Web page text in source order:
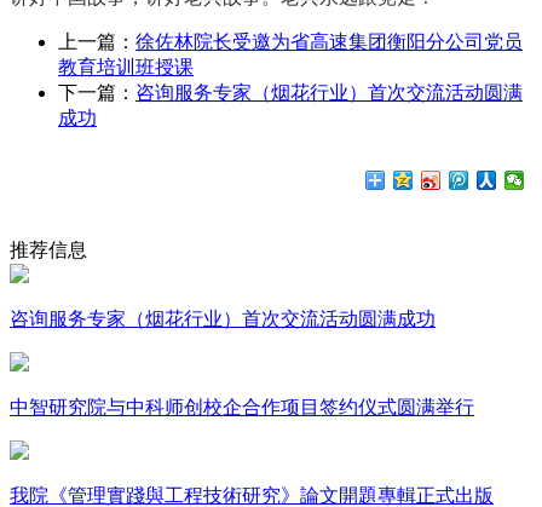
上一篇： 徐佐林院长受邀为省高速集团衡阳分公司党员
教育培训班授课
下一篇： 咨询服务专家（烟花行业）首次交流活动圆满
成功
推荐信息
咨询服务专家（烟花行业）首次交流活动圆满成功
中智研究院与中科师创校企合作项目签约仪式圆满举行
我院《管理實踐與工程技術研究》論文開題專輯正式出版